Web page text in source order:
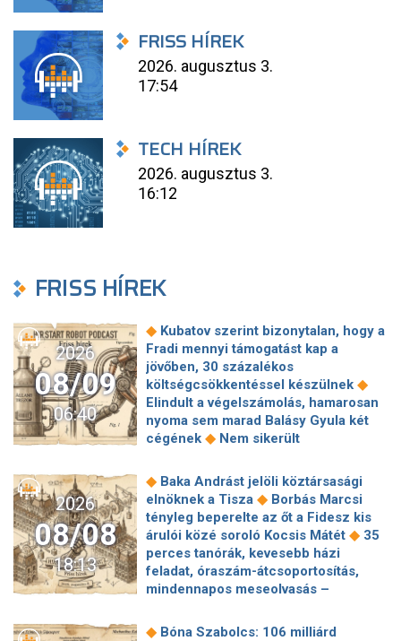
FRISS HÍREK
2026. augusztus 3.
17:54
TECH HÍREK
2026. augusztus 3.
16:12
FRISS HÍREK
2026
08/09
06:40
◆ Kubatov szerint bizonytalan, hogy a
Fradi mennyi támogatást kap a
jövőben, 30 százalékos
költségcsökkentéssel készülnek ◆
Elindult a végelszámolás, hamarosan
nyoma sem marad Balásy Gyula két
cégének ◆ Nem sikerült
tojással dobálták meg a
miniszterelnököt – Koszovóban ◆
Szépségipar és orvosi turizmus:
milyen erős Budapest a plasztikai
sebészet térképén? ◆ 72 óra
Montenegróban ◆35 perces tanórák
lehetnek az alsó tagozatos diákoknak,
komoly változások jöhetnek az
András kirúgásával kezdődött, most a
2026
08/08
18:13
◆ Baka Andrást jelöli köztársasági
elnöknek a Tisza ◆ Borbás Marcsi
tényleg beperelte az őt a Fidesz kis
árulói közé soroló Kocsis Mátét ◆ 35
perces tanórák, kevesebb házi
feladat, óraszám-átcsoportosítás,
mindennapos meseolvasás –
tagozatos javaslatcsomagja
◆ Bóna Szabolcs: 106 milliárd